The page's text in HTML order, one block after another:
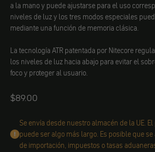
a la mano y puede ajustarse para el uso
niveles de luz y los tres modos especiales
mediante una función de memoria clásica.
La tecnología ATR patentada por Nitecore
los niveles de luz hacia abajo para evitar el
foco y proteger al usuario.
Angebot
$89.00
Se envía desde nuestro almacén de la UE.
puede ser algo más largo. Es posible que
de importación, impuestos o tasas